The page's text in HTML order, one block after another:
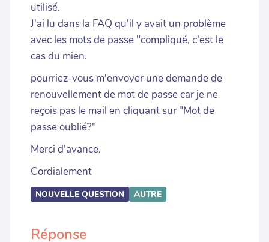
utilisé.
J'ai lu dans la FAQ qu'il y avait un problème
avec les mots de passe "compliqué, c'est le
cas du mien.
pourriez-vous m'envoyer une demande de
renouvellement de mot de passe car je ne
reçois pas le mail en cliquant sur "Mot de
passe oublié?"
Merci d'avance.
Cordialement
NOUVELLE QUESTION AUTRE
Réponse